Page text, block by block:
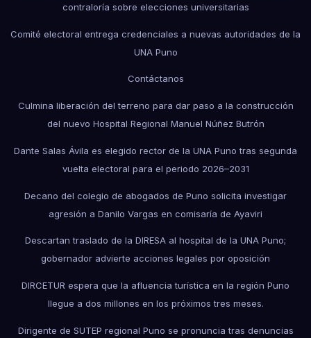
contraloría sobre elecciones universitarias
Comité electoral entrega credenciales a nuevas autoridades de la
UNA Puno
Contáctanos
Culmina liberación del terreno para dar paso a la construcción
del nuevo Hospital Regional Manuel Núñez Butrón
Dante Salas Ávila es elegido rector de la UNA Puno tras segunda
vuelta electoral para el periodo 2026–2031
Decano del colegio de abogados de Puno solicita investigar
agresión a Danilo Vargas en comisaría de Ayaviri
Descartan traslado de la DIRESA al hospital de la UNA Puno;
gobernador advierte acciones legales por oposición
DIRCETUR espera que la afluencia turística en la región Puno
llegue a dos millones en los próximos tres meses.
Dirigente de SUTEP regional Puno se pronuncia tras denuncias